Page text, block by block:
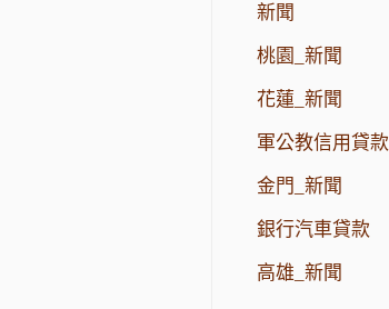
新聞
桃園_新聞
花蓮_新聞
軍公教信用貸款
金門_新聞
銀行汽車貸款
高雄_新聞